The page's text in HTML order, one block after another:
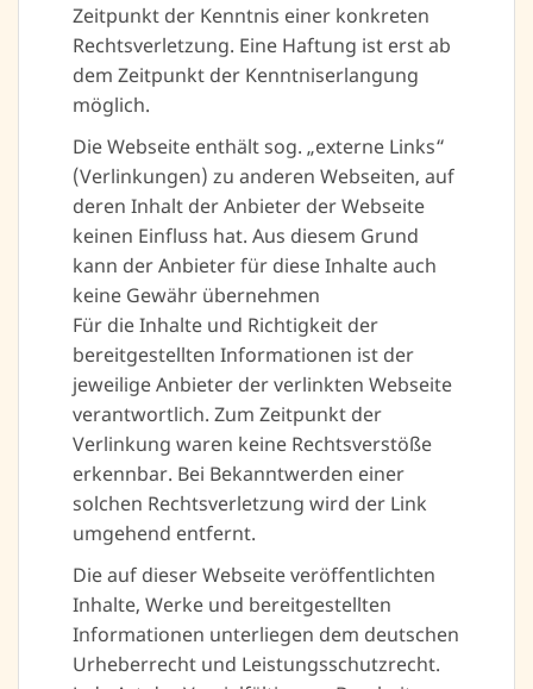
Zeitpunkt der Kenntnis einer konkreten
Rechtsverletzung. Eine Haftung ist erst ab
dem Zeitpunkt der Kenntniserlangung
möglich.
Die Webseite enthält sog. „externe Links“
(Verlinkungen) zu anderen Webseiten, auf
deren Inhalt der Anbieter der Webseite
keinen Einfluss hat. Aus diesem Grund
kann der Anbieter für diese Inhalte auch
keine Gewähr übernehmen
Für die Inhalte und Richtigkeit der
bereitgestellten Informationen ist der
jeweilige Anbieter der verlinkten Webseite
verantwortlich. Zum Zeitpunkt der
Verlinkung waren keine Rechtsverstöße
erkennbar. Bei Bekanntwerden einer
solchen Rechtsverletzung wird der Link
umgehend entfernt.
Die auf dieser Webseite veröffentlichten
Inhalte, Werke und bereitgestellten
Informationen unterliegen dem deutschen
Urheberrecht und Leistungsschutzrecht.